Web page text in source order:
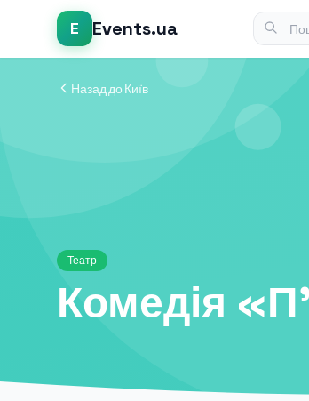
E Events.ua
Назад до Київ
Театр
Комедія